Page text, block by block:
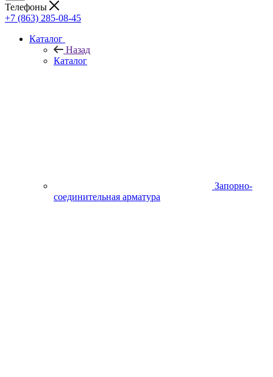
Телефоны
+7 (863) 285-08-45
Каталог
Назад
Каталог
Запорно-
соединительная арматура